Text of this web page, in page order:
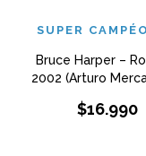
SUPER
Bruce Harper –
2002 (Arturo
$16.990